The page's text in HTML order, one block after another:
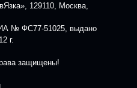
129110, Москва,
ИА № ФС77-51025, выдано
г.
защищены!